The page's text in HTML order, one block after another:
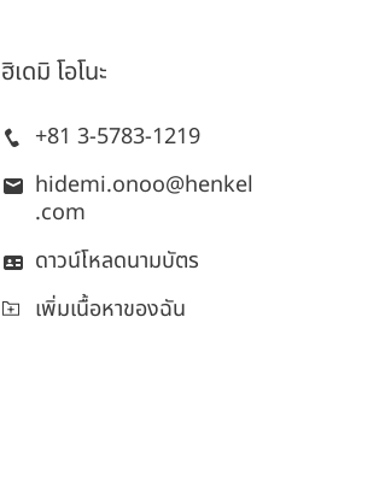
ฮิเดมิ โอโนะ
+81 3-5783-1219
hidemi.onoo@henkel
.com
ดาวน์โหลดนามบัตร
เพิ่มเนื้อหาของฉัน